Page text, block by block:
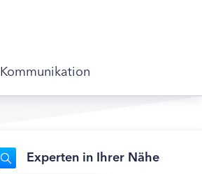
Kommunikation
Experten in Ihrer Nähe